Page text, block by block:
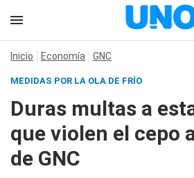
Inicio Economía GNC
MEDIDAS POR LA OLA DE FRÍO
Duras multas a
que violen el cepo
de GNC